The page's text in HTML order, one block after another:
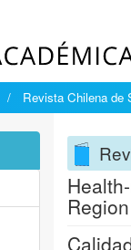
Revista Chilena de